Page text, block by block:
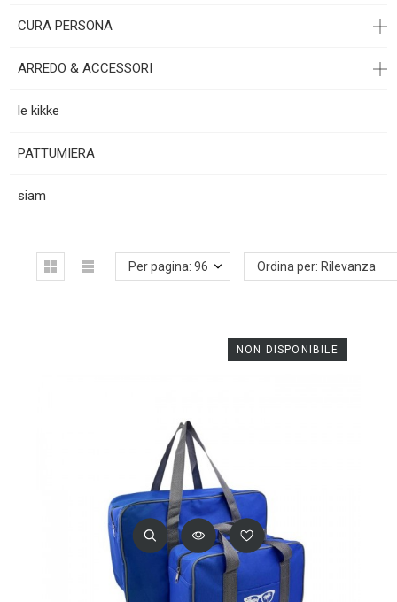
CURA PERSONA
ARREDO & ACCESSORI
le kikke
PATTUMIERA
siam
Per pagina: 96 Ordina per: Rilevanza
NON DISPONIBILE